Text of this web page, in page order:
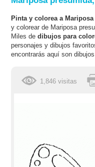
Pinta y colorea a
y colorear de Mariposa
Miles dedibujos para
personajes y dibujos
encontrarás aquí son
1,846 visitas